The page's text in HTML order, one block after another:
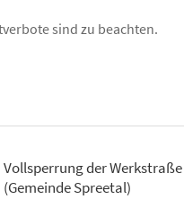
sind zu beachten.
Vollsperrung der Werkstraße
(Gemeinde Spreetal)